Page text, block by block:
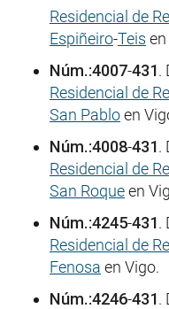
Residencial de
Espiñeiro-Teis
Núm.:4007-431.
Residencial de
San Pabloen
Núm.:4008-431.
Residencial de
San Roqueen
Núm.:4245-431.
Residencial de
Fenosa en Vigo.
Núm.:4246-431.